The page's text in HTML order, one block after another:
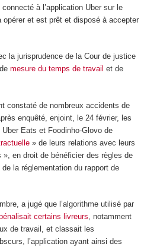
à l’application Uber sur le
et est prêt et disposé à accepter
la jurisprudence de la Cour de justice
mesure du temps de travail et de
constaté de nombreux accidents de
enquêté, enjoint, le 24 février, les
Eats et Foodinho-Glovo de
» de leurs relations avec leurs
en droit de bénéficier des règles de
la réglementation du rapport de
a jugé que l’algorithme utilisé par
certains livreurs, notamment
de travail, et classait les
l’application ayant ainsi des